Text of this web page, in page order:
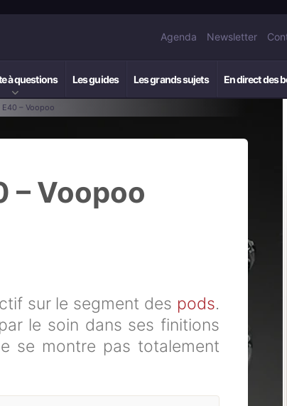
Agenda Newsletter
à questions Les guides Les grands sujets En direct des
E40 – Voopoo
– Voopoo
sur le segment des pods.
le soin dans ses finitions
se montre pas totalement